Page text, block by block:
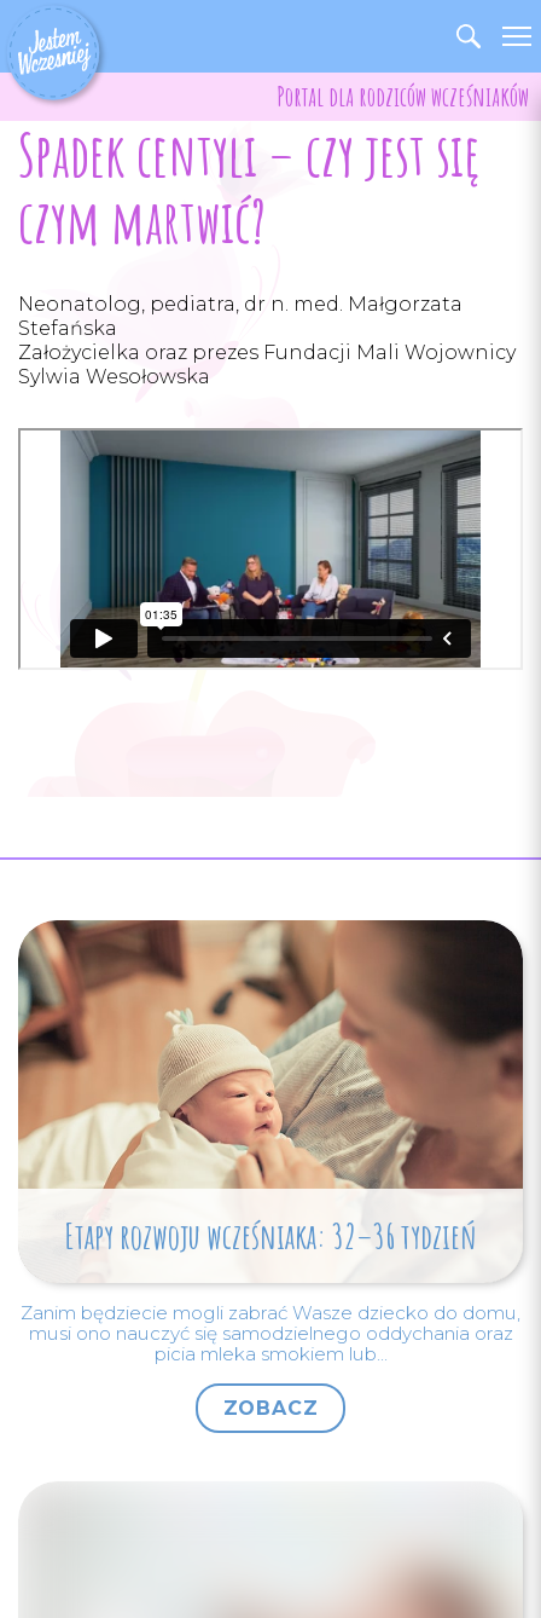
Portal dla rodziców wcześniaków
FacebookInstagram
Spadek centyli – czy jest się
czym martwić?
Neonatolog, pediatra, dr n. med. Małgorzata
Stefańska
Założycielka oraz prezes Fundacji Mali Wojownicy
Sylwia Wesołowska
Etapy rozwoju wcześniaka: 32–36 tydzień
Zanim będziecie mogli zabrać Wasze dziecko do domu,
musi ono nauczyć się samodzielnego oddychania oraz
picia mleka smokiem lub...
ZOBACZ